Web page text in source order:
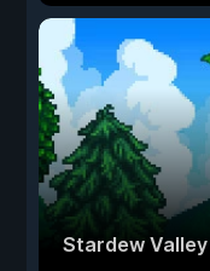
Stardew Valley